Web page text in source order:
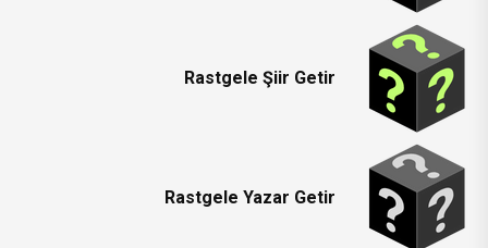
Rastgele Şiir Getir
Rastgele Yazar Getir